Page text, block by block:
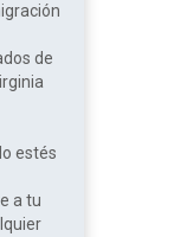
de
estés
a tu